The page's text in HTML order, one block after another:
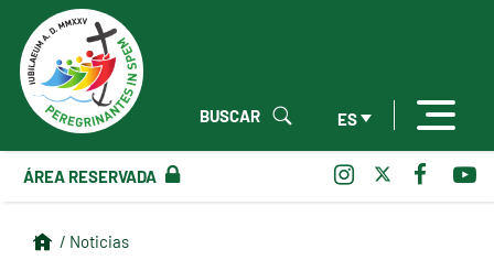
ES
BUSCAR
ÁREA RESERVADA
/ Noticias